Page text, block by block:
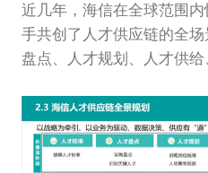
近几年，海信在全球范围
手共创了人才供应链的全
盘点、人才规划、人才供给